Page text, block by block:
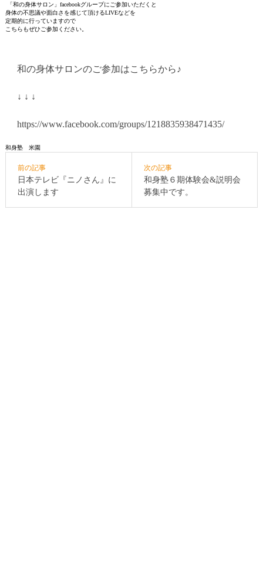
「和の身体サロン」facebookグループにご参加いただくと
身体の不思議や面白さを感じて頂けるLIVEなどを
定期的に行っていますので
こちらもぜひご参加ください。
和の身体サロンのご参加はこちらから♪
↓ ↓ ↓
https://www.facebook.com/groups/1218835938471435/
和身塾 米園
前の記事
日本テレビ『ニノさん』に
出演します
次の記事
和身塾６期体験会&説明会
募集中です。